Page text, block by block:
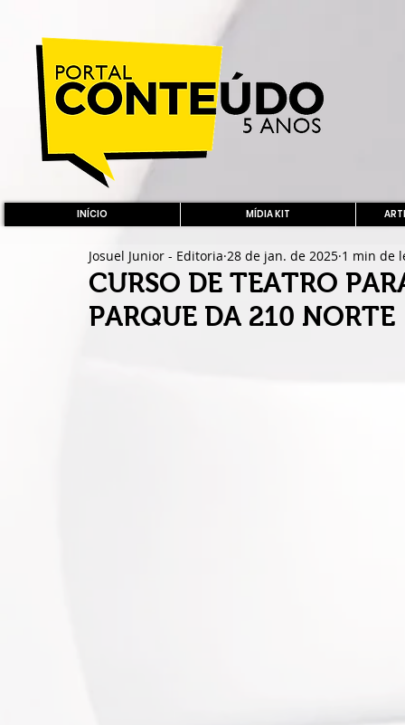
INÍCIO MÍDIA KIT
CURSO DE TEATRO
PARQUE DA 210 NORTE
Josuel Junior - Editoria 28 de jan. de 2025 1 min de